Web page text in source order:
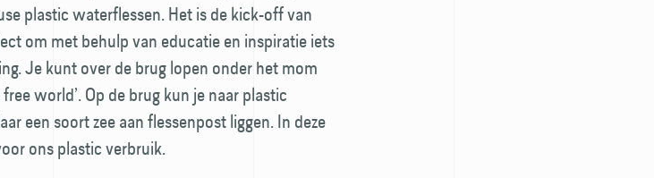
plastic waterflessen. Het is de kick-off van
om met behulp van educatie en inspiratie iets
Je kunt over de brug lopen onder het mom
world’. Op de brug kun je naar plastic
een soort zee aan flessenpost liggen. In deze
ons plastic verbruik.